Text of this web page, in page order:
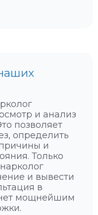
и анализ
позволяет
определить
и
Только
и вывести
в
мощнейшим